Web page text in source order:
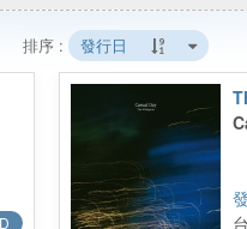
排序 : 發行日